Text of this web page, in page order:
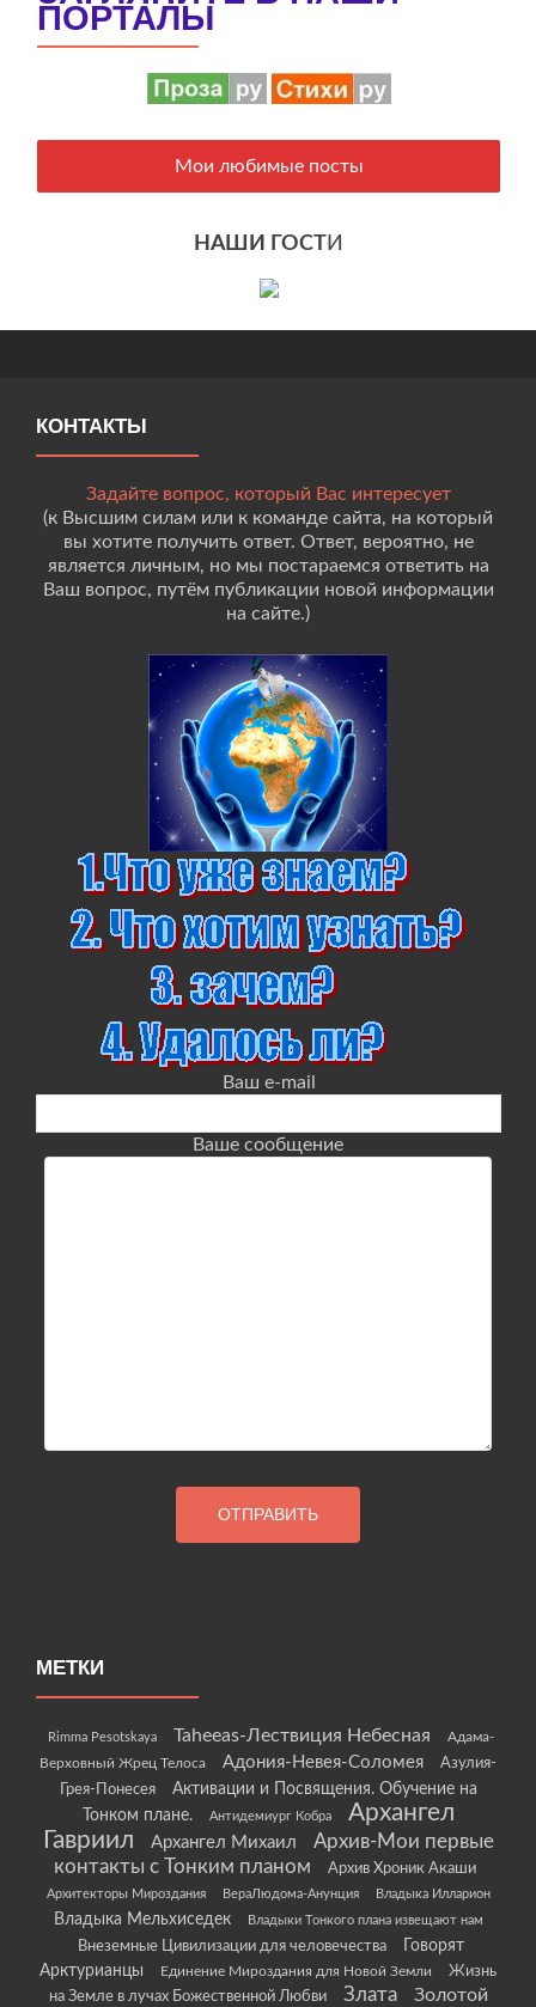
ПОРТАЛЫ
Мои любимые посты
НАШИ ГОСТИ
КОНТАКТЫ
Задайте вопрос, который Вас интересует
(к Высшим силам или к команде сайта, на который
вы хотите получить ответ. Ответ, вероятно, не
является личным, но мы постараемся ответить на
Ваш вопрос, путём публикации новой информации
на сайте.)
Ваш e-mail
Ваше сообщение
МЕТКИ
Rimma Pesotskaya Taheeas-Лествиция Небесная
Адама-
Верховный Жрец Телоса
Адония-Невея-Соломея
Азулия-
Грея-Понесея
Активации и Посвящения. Обучение на
Тонком плане.
Антидемиург Кобра
Архангел
Гавриил
Архангел Михаил
Архив-Мои первые
контакты с Тонким планом
Архив Хроник Акаши
Архитекторы Мироздания ВераЛюдома-Анунция Владыка Илларион
Владыка Мельхиседек Владыки Тонкого плана извещают нам
Внеземные Цивилизации для человечества
Говорят
Арктурианцы
Единение Мироздания для Новой Земли
Жизнь
на Земле в лучах Божественной Любви
Злата
Золотой